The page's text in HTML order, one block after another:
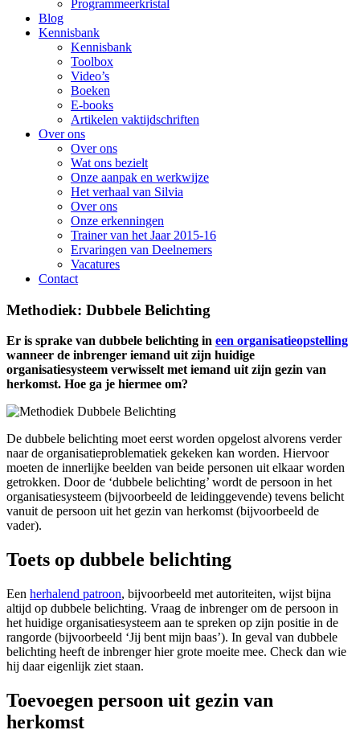
Programmeerkristal
Blog
Kennisbank
Kennisbank
Toolbox
Video’s
Boeken
E-books
Artikelen vaktijdschriften
Over ons
Over ons
Wat ons bezielt
Onze aanpak en werkwijze
Het verhaal van Silvia
Over ons
Onze erkenningen
Trainer van het Jaar 2015-16
Ervaringen van Deelnemers
Vacatures
Contact
Methodiek: Dubbele Belichting
Er is sprake van dubbele belichting in een organisatieopstelling
wanneer de inbrenger iemand uit zijn huidige
organisatiesysteem verwisselt met iemand uit zijn gezin van
herkomst. Hoe ga je hiermee om?
De dubbele belichting moet eerst worden opgelost alvorens verder
naar de organisatieproblematiek gekeken kan worden. Hiervoor
moeten de innerlijke beelden van beide personen uit elkaar worden
getrokken. Door de ‘dubbele belichting’ wordt de persoon in het
organisatiesysteem (bijvoorbeeld de leidinggevende) tevens belicht
vanuit de persoon uit het gezin van herkomst (bijvoorbeeld de
vader).
Toets op dubbele belichting
Een herhalend patroon, bijvoorbeeld met autoriteiten, wijst bijna
altijd op dubbele belichting. Vraag de inbrenger om de persoon in
het huidige organisatiesysteem aan te spreken op zijn positie in de
rangorde (bijvoorbeeld ‘Jij bent mijn baas’). In geval van dubbele
belichting heeft de inbrenger hier grote moeite mee. Check dan wie
hij daar eigenlijk ziet staan.
Toevoegen persoon uit gezin van
herkomst